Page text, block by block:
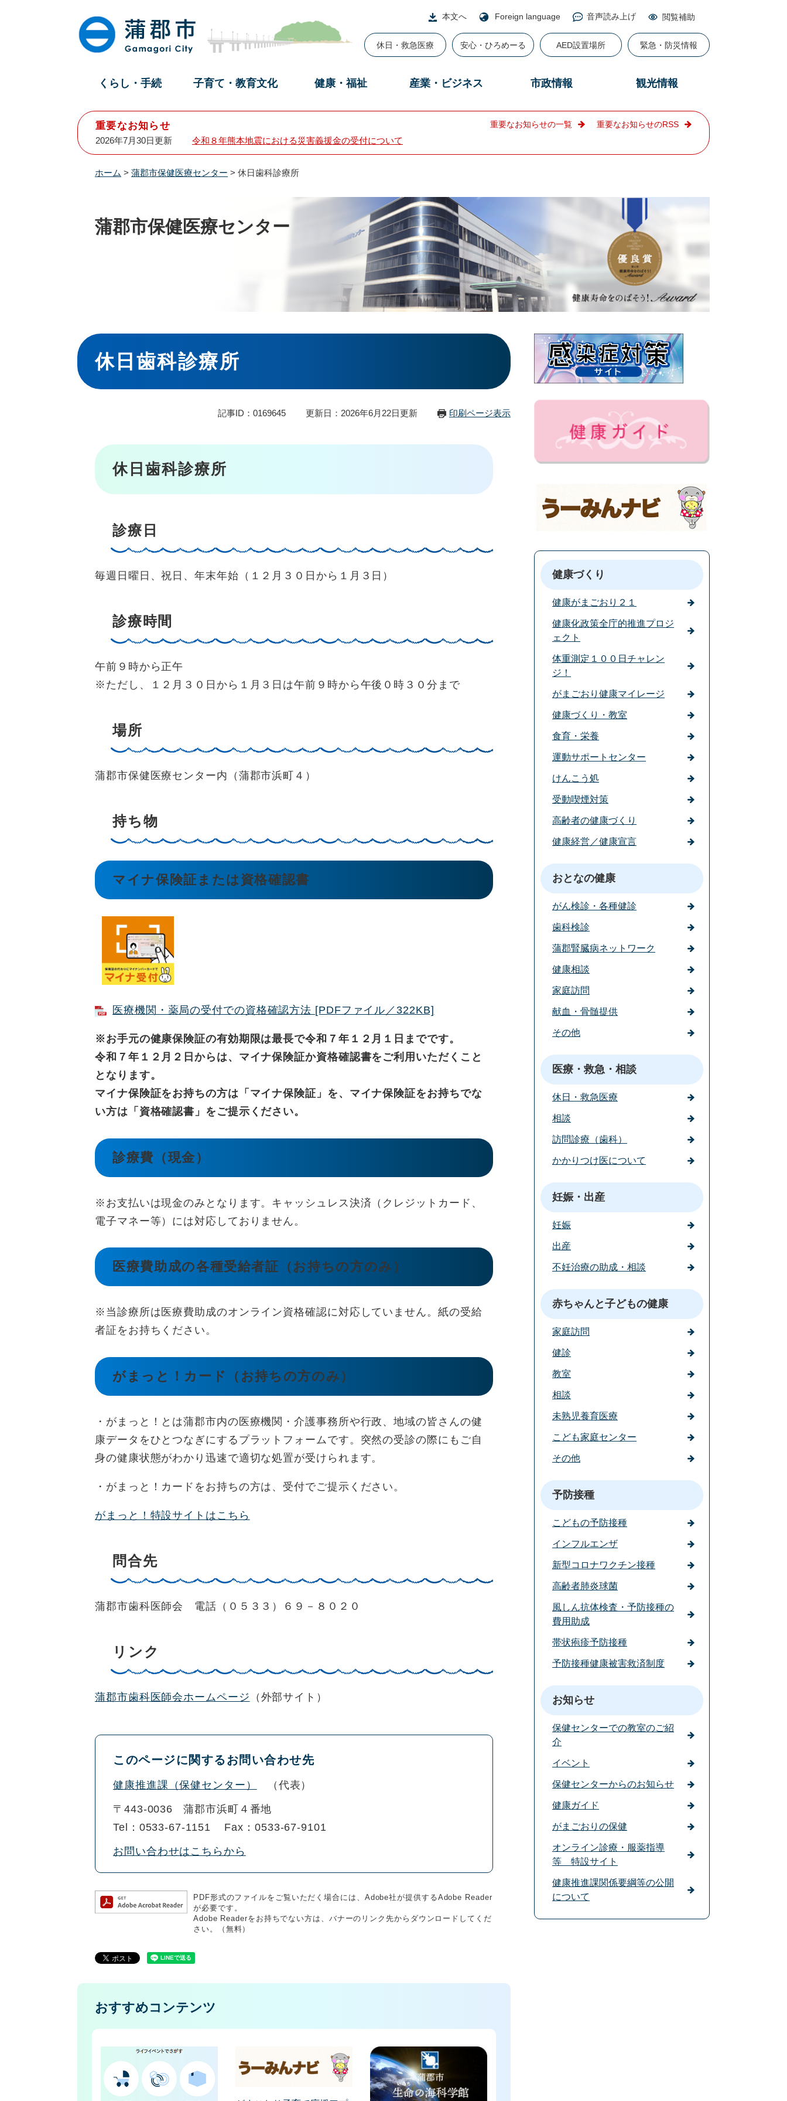
本文へ Foreign language 音声読み上げ 閲覧補助
休日・救急医療 安心・ひろめーる AED設置場所 緊急・防災情報
くらし・手続 子育て・教育文化 健康・福祉 産業・ビジネス 市政情報 観光情報
重要なお知らせ
2026年7月30日更新 令和８年熊本地震における災害義援金の受付について
重要なお知らせの一覧 重要なお知らせのRSS
ホーム > 蒲郡市保健医療センター > 休日歯科診療所
蒲郡市保健医療センター
本
文
休日歯科診療所
記事ID：0169645 更新日：2026年6月22日更新 印刷ページ表示
休日歯科診療所
診療日
毎週日曜日、祝日、年末年始（１２月３０日から１月３日）
診療時間
午前９時から正午
※ただし、１２月３０日から１月３日は午前９時から午後０時３０分まで
場所
蒲郡市保健医療センター内（蒲郡市浜町４）
持ち物
マイナ保険証または資格確認書
医療機関・薬局の受付での資格確認方法 [PDFファイル／322KB]
※お手元の健康保険証の有効期限は最長で令和７年１２月１日までです。
令和７年１２月２日からは、マイナ保険証か資格確認書をご利用いただくこと
となります。
マイナ保険証をお持ちの方は「マイナ保険証」を、マイナ保険証をお持ちでな
い方は「資格確認書」をご提示ください。
診療費（現金）
※お支払いは現金のみとなります。キャッシュレス決済（クレジットカード、
電子マネー等）には対応しておりません。
医療費助成の各種受給者証（お持ちの方のみ）
※当診療所は医療費助成のオンライン資格確認に対応していません。紙の受給
者証をお持ちください。
がまっと！カード（お持ちの方のみ）
・がまっと！とは蒲郡市内の医療機関・介護事務所や行政、地域の皆さんの健
康データをひとつなぎにするプラットフォームです。突然の受診の際にもご自
身の健康状態がわかり迅速で適切な処置が受けられます。
・がまっと！カードをお持ちの方は、受付でご提示ください。
がまっと！特設サイトはこちら
問合先
蒲郡市歯科医師会 電話（０５３３）６９－８０２０
リンク
蒲郡市歯科医師会ホームページ （外部サイト）
このページに関するお問い合わせ先
健康推進課（保健センター） 代表
〒443-0036
蒲郡市浜町４番地
Tel：0533-67-1151
Fax：0533-67-9101
お問い合わせはこちらから
PDF形式のファイルをご覧いただく場合には、Adobe社が提供するAdobe Reader
が必要です。
Adobe Readerをお持ちでない方は、バナーのリンク先からダウンロードしてくだ
さい。（無料）
おすすめコンテンツ
健康づくり
健康がまごおり２１
健康化政策全庁的推進プロジ
ェクト
体重測定１００日チャレン
ジ！
がまごおり健康マイレージ
健康づくり・教室
食育・栄養
運動サポートセンター
けんこう処
受動喫煙対策
高齢者の健康づくり
健康経営／健康宣言
おとなの健康
がん検診・各種健診
歯科検診
蒲郡腎臓病ネットワーク
健康相談
家庭訪問
献血・骨髄提供
その他
医療・救急・相談
休日・救急医療
相談
訪問診療（歯科）
かかりつけ医について
妊娠・出産
妊娠
出産
不妊治療の助成・相談
赤ちゃんと子どもの健康
家庭訪問
健診
教室
相談
未熟児養育医療
こども家庭センター
その他
予防接種
こどもの予防接種
インフルエンザ
新型コロナワクチン接種
高齢者肺炎球菌
風しん抗体検査・予防接種の
費用助成
帯状疱疹予防接種
予防接種健康被害救済制度
お知らせ
保健センターでの教室のご紹
介
イベント
保健センターからのお知らせ
健康ガイド
がまごおりの保健
オンライン診療・服薬指導
等 特設サイト
健康推進課関係要綱等の公開
について